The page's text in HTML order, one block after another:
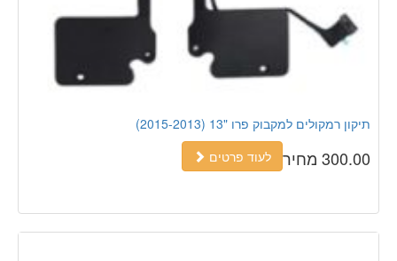
תיקון רמקולים למקבוק פרו "13 (2015-2013)
לעוד פרטים
300.00 מחיר